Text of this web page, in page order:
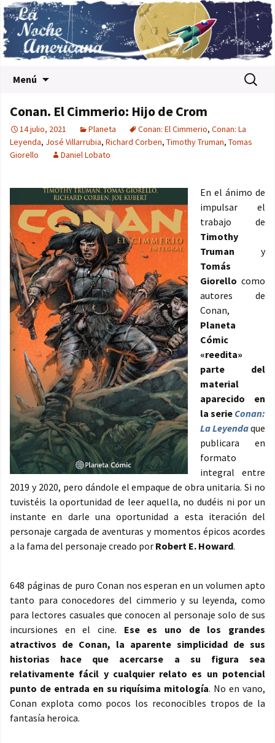
Menú Buscar:
Conan. El Cimmerio: Hijo de Crom
14 julio, 2021 Planeta Conan: El Cimmerio, Conan: La
Leyenda, José Villarrubia, Richard Corben, Timothy Truman, Tomas
Giorello
Daniel Lobato
En el ánimo de
impulsar el
trabajo de
Timothy
Truman y
Tomás
Giorello como
autores de
Conan,
Planeta
Cómic
«reedita»
parte del
material
aparecido en
la serie Conan:
La Leyendaque
publicara en
formato
integral entre
2019 y 2020, pero dándole el empaque de obra unitaria. Si no
tuvistéis la oportunidad de leer aquella, no dudéis ni por un
instante en darle una oportunidad a esta iteración del
personaje cargada de aventuras y momentos épicos acordes
a la fama del personaje creado por Robert E. Howard.
648 páginas de puro Conan nos esperan en un volumen apto
tanto para conocedores del cimmerio y su leyenda, como
para lectores casuales que conocen al personaje solo de sus
incursiones en el cine. Ese es uno de los grandes
atractivos de Conan, la aparente simplicidad de sus
historias hace que acercarse a su figura sea
relativamente fácil y cualquier relato es un potencial
punto de entrada en su riquísima mitología. No en vano,
Conan explota como pocos los reconocibles tropos de la
fantasía heroica.